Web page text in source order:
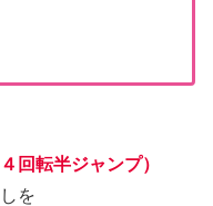
回転半ジャンプ）
を